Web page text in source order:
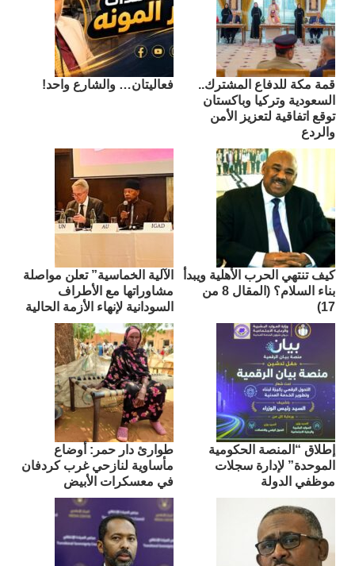
قمة مكة للدفاع المشترك..
السعودية وتركيا وباكستان
توقع اتفاقية لتعزيز الأمن
والردع
فعاليتان… والشارع واحد!
كيف تنتهي الحرب الأهلية ويبدأ
بناء السلام؟ (المقال 8 من
17)
الآلية الخماسية” تعلن مواصلة
مشاوراتها مع الأطراف
السودانية لإنهاء الأزمة الحالية
إطلاق “المنصة الحكومية
الموحدة” لإدارة سجلات
موظفي الدولة
طوارئ دار حمر: أوضاع
مأساوية لنازحي غرب كردفان
في معسكرات الأبيض